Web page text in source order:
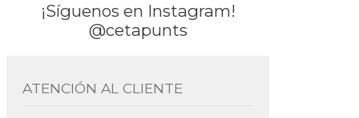
¡Síguenos en Instagram!
@cetapunts
ATENCIÓN AL CLIENTE